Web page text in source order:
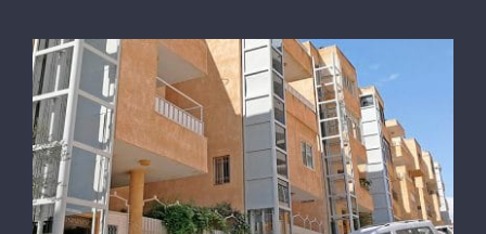
Hidrolik Ev Asansörü Teknolojileri